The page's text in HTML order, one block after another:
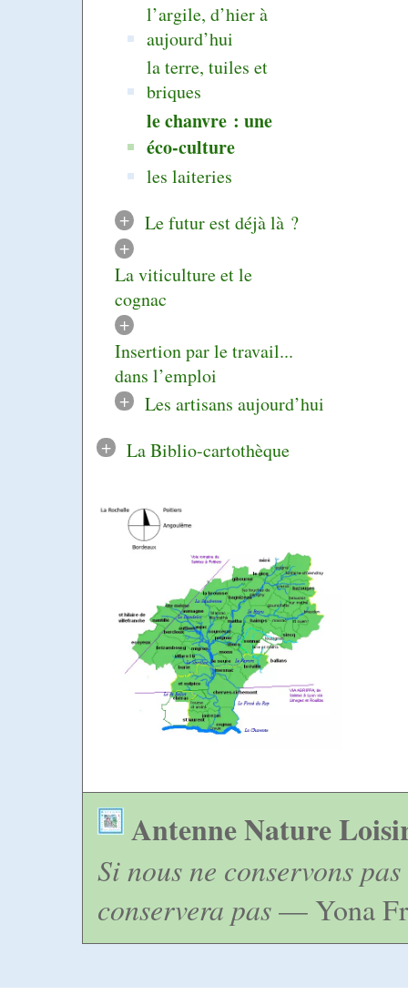
l’argile, d’hier à
aujourd’hui
la terre, tuiles et
briques
le chanvre : une
éco-culture
les laiteries
+
Le futur est déjà là ?
+
La viticulture et le
cognac
+
Insertion par le travail...
dans l’emploi
+
Les artisans aujourd’hui
+
La Biblio-cartothèque
Antenne Nature
Si nous ne conservons
conservera pas— Yona